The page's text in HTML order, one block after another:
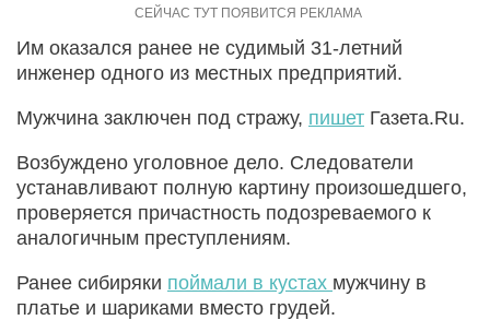
Им оказался ранее не судимый 31-летний
инженер одного из местных предприятий.
Мужчина заключен под стражу, пишет Газета.Ru.
Возбуждено уголовное дело. Следователи
устанавливают полную картину произошедшего,
проверяется причастность подозреваемого к
аналогичным преступлениям.
Ранее сибиряки поймали в кустах мужчину в
платье и шариками вместо грудей.